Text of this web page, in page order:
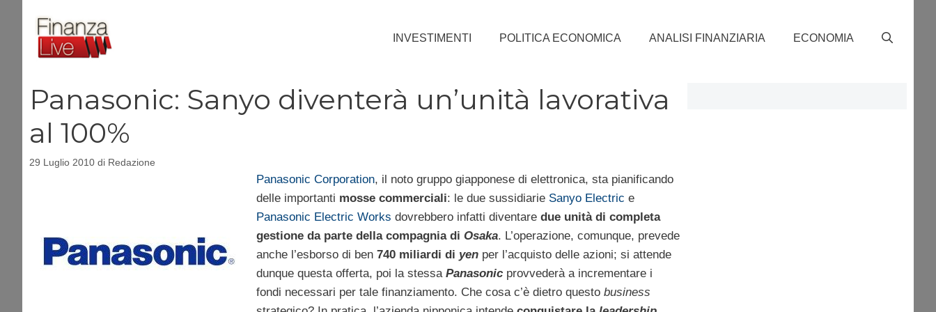
contenuto
INVESTIMENTI POLITICA ECONOMICA ANALISI FINANZIARIA ECONOMIA
Panasonic: Sanyo diventerà un’unità lavorativa
al 100%
29 Luglio 2010 di Redazione
Panasonic Corporation, il noto gruppo giapponese di elettronica, sta pianificando
delle importanti mosse commerciali: le due sussidiarie Sanyo Electric e
Panasonic Electric Works dovrebbero infatti diventare due unità di completa
gestione da parte della compagnia di Osaka. L’operazione, comunque, prevede
anche l’esborso di ben 740 miliardi di yenper l’acquisto delle azioni; si attende
dunque questa offerta, poi la stessa Panasonicprovvederà a incrementare i
fondi necessari per tale finanziamento. Che cosa c’è dietro questo business